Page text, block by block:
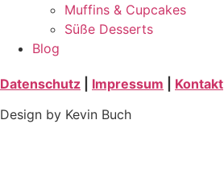
Muffins & Cupcakes
Süße Desserts
Blog
Datenschutz Impressum
Kontakt
Design by Kevin Buch